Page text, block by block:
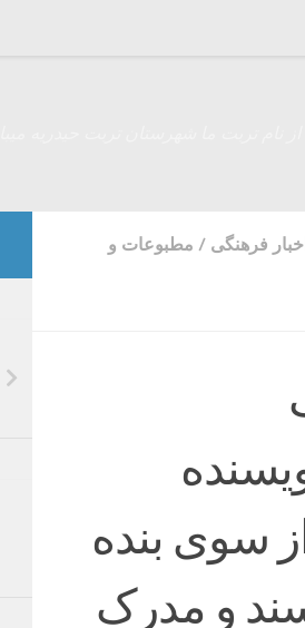
اخبار فرهنگی / مطبوعات و
سوی بنده
و مدرک